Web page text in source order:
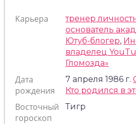
Карьера тренер
основатель
Ютуб-блогер,
владелец
Гломозда»
Дата
рождения
7 апреля 1986 г.
Кто родился в
Восточный
гороскоп
Тигр